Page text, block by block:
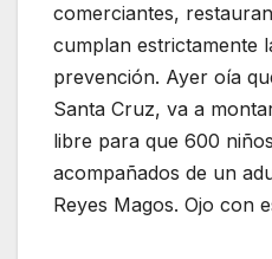
comerciantes,
cumplan estrictamente
prevención. Ayer oía
Santa Cruz, va a
libre para que 600
acompañados de un
Reyes Magos. Ojo con